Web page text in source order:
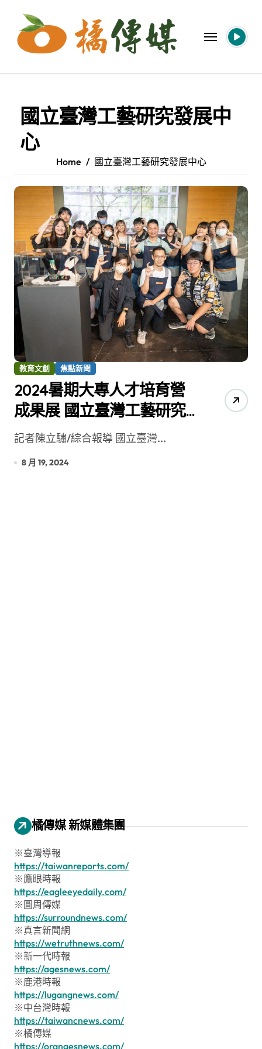
content
國立臺灣工藝研究發展中
心
Home 國立臺灣工藝研究發展中心
教育文創 焦點新聞
2024暑期大專人才培育營
成果展 國立臺灣工藝研究
發展中心辦理結訓典禮
記者陳立驌/綜合報導 國立臺灣...
8 月 19, 2024
橘傳媒 新媒體集團
※臺灣導報
https://taiwanreports.com/
※鷹眼時報
https://eagleeyedaily.com/
※圓周傳媒
https://surroundnews.com/
※真言新聞網
https://wetruthnews.com/
※新一代時報
https://agesnews.com/
※鹿港時報
https://lugangnews.com/
※中台灣時報
https://taiwancnews.com/
※橘傳媒
https://orangesnews.com/